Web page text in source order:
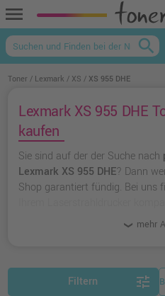
menu
keyboard_arrow_up
search
Toner Lexmark XS XS 955 DHE
Lexmark XS 955 DHE
kaufen
Sie sind auf der der Suche nach
Lexmark XS 955 DHE? Dann
Shop garantiert fündig. Bei uns
originalen Toner von mehr
Filtern tune